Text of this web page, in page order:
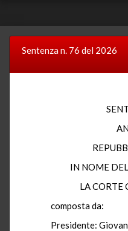
Sentenza n. 76 del 2026
IN NOME
LA CORTE
composta da:
Presidente: